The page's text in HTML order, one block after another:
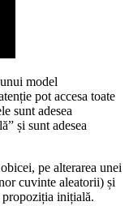
model
pot accesa toate
sunt adesea
și sunt adesea
pe alterarea unei
cuvinte aleatorii) și
propoziția inițială.